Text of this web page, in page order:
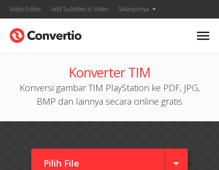
Video Editor Add Subtitles to Video Selanjutnya
Konverter TIM
Konversi gambar TIM PlayStation ke PDF, JPG,
BMP dan lainnya secara online gratis
Pilih File